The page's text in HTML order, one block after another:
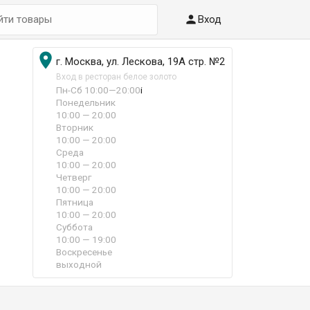
Вход
 г. Москва, ул. Лескова, 19А стр. №2
Вход в ресторан белое золото
Пн-Сб 10:00—20:00i
Понедельник
10:00 — 20:00
Вторник
10:00 — 20:00
Среда
10:00 — 20:00
Четверг
10:00 — 20:00
Пятница
10:00 — 20:00
Суббота
10:00 — 19:00
Воскресенье
выходной